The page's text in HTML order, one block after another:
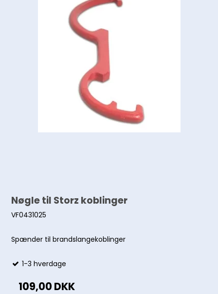
Nøgle til Storz koblinger
VF0431025
Spænder til brandslangekoblinger
1-3 hverdage
109,00 DKK